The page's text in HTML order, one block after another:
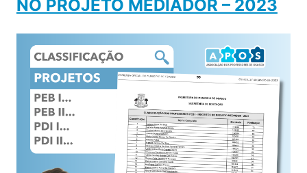
NO PROJETO MEDIADOR – 2023